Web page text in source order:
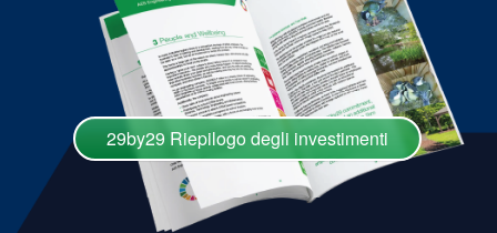
29by29 Riepilogo degli investimenti